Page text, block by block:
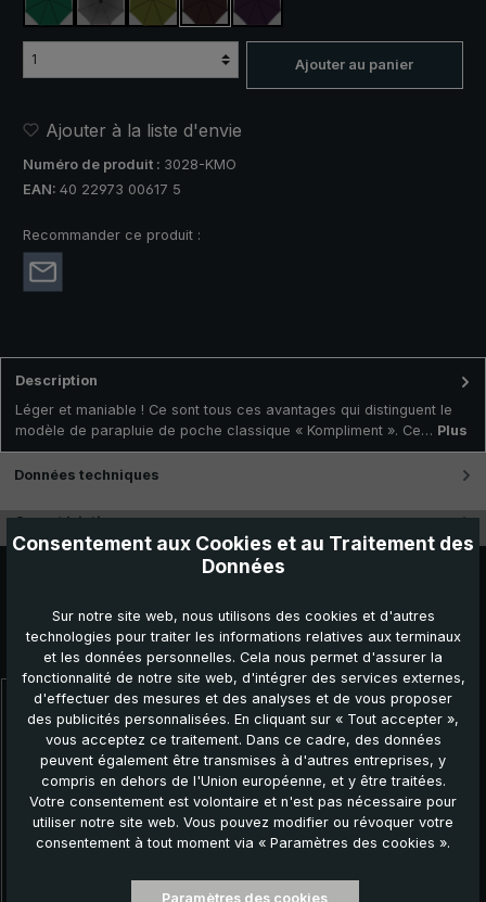
vert foncéanthracitevert olive brun violet
Ajouter au panier
Ajouter à la liste d'envie
Numéro de produit : 3028-KMO
EAN: 40 22973 00617 5
Recommander ce produit :
Description
Léger et maniable ! Ce sont tous ces avantages qui distinguent le
modèle de parapluie de poche classique « Kompliment ». Ce… Plus
Données techniques
Caractéristiques
Ignorer la galerie de produits
Autres produits que vous pourriez aimer :
Consentement aux Cookies et au Traitement des
Données
Sur notre site web, nous utilisons des cookies et d'autres
technologies pour traiter les informations relatives aux terminaux
et les données personnelles. Cela nous permet d'assurer la
fonctionnalité de notre site web, d'intégrer des services externes,
d'effectuer des mesures et des analyses et de vous proposer
des publicités personnalisées. En cliquant sur « Tout accepter »,
vous acceptez ce traitement. Dans ce cadre, des données
peuvent également être transmises à d'autres entreprises, y
compris en dehors de l'Union européenne, et y être traitées.
Votre consentement est volontaire et n'est pas nécessaire pour
utiliser notre site web. Vous pouvez modifier ou révoquer votre
consentement à tout moment via « Paramètres des cookies ».
Paramètres des cookies